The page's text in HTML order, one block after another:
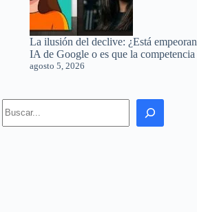
La ilusión del declive: ¿Está
IA de Google o es que la
agosto 5, 2026